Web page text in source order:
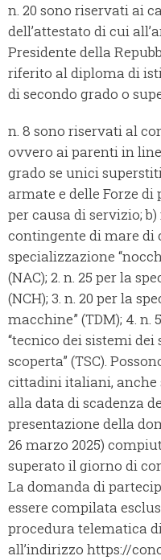
n. 20 sono riservati ai
dell’attestato di cui
Presidente della
riferito al diploma di
di secondo grado o
n. 8 sono riservati al
ovvero ai parenti in
grado se unici
armate e delle Forze
per causa di servizio;
contingente di mare di
specializzazione
(NAC); 2. n. 25 per la
(NCH); 3. n. 20 per la
macchine” (TDM); 4. n.
“tecnico dei sistemi
scoperta” (TSC).
cittadini italiani, anche
alla data di scadenza
presentazione della
26 marzo 2025)
superato il giorno di
La domanda di
essere compilata
procedura telematica
all’indirizzo https://